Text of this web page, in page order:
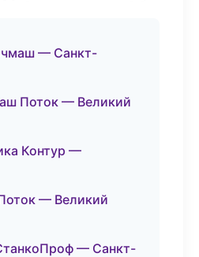
— Санкт-
Поток — Великий
Контур —
— Великий
— Санкт-